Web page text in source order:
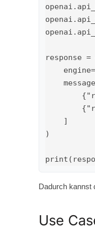
response
)
Dadurch kannst
Use